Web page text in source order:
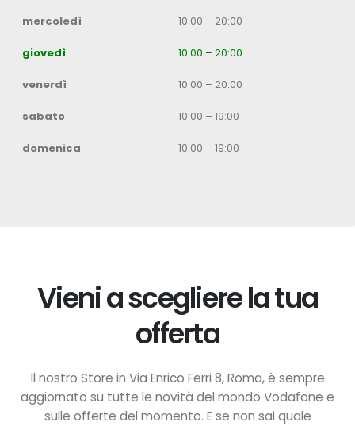
mercoledì 10:00 – 20:00
giovedì 10:00 – 20:00
venerdì 10:00 – 20:00
sabato 10:00 – 19:00
domenica 10:00 – 19:00
Vieni a scegliere la tua
offerta
Il nostro Store in Via Enrico Ferri 8, Roma, è sempre
aggiornato su tutte le novità del mondo Vodafone e
sulle offerte del momento. E se non sai quale